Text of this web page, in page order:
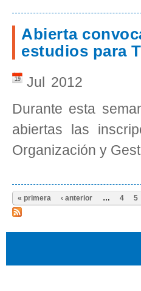
Abierta
estudios para
Jul
19
2012
Durante esta
abiertas las
Organización y
« primera ‹ anterior … 4 5